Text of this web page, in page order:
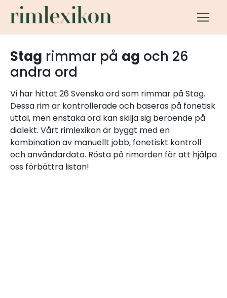
Stag rimmar på ag och 26
andra ord
Vi har hittat 26 Svenska ord som rimmar på Stag.
Dessa rim är kontrollerade och baseras på fonetisk
uttal, men enstaka ord kan skilja sig beroende på
dialekt. Vårt rimlexikon är byggt med en
kombination av manuellt jobb, fonetiskt kontroll
och användardata. Rösta på rimorden för att hjälpa
oss förbättra listan!